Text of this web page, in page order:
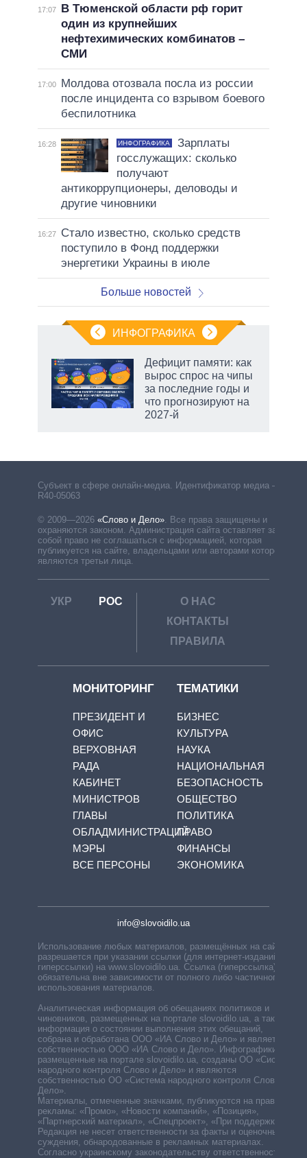
17:07
В Тюменской области рф горит
один из крупнейших
нефтехимических комбинатов –
СМИ
17:00
Молдова отозвала посла из россии
после инцидента со взрывом боевого
беспилотника
16:28 ИНФОГРАФИКА
Зарплаты
госслужащих: сколько
получают
антикоррупционеры, деловоды и
другие чиновники
16:27
Стало известно, сколько средств
поступило в Фонд поддержки
энергетики Украины в июле
Больше новостей
ИНФОГРАФИКА
Дефицит памяти: как
вырос спрос на чипы
за последние годы и
что прогнозируют на
2027-й
Субъект в сфере онлайн-медиа. Идентификатор медиа –
R40-05063
© 2009—2026 «Слово и Дело» Все права защищены и
охраняются законом. Администрация сайта оставляет за
собой право не соглашаться с информацией, которая
публикуется на сайте, владельцами или авторами которой
являются третьи лица.
УКР РОС
О НАС
КОНТАКТЫ
ПРАВИЛА
МОНИТОРИНГ
ПРЕЗИДЕНТ И
ОФИС
ВЕРХОВНАЯ
РАДА
КАБИНЕТ
МИНИСТРОВ
ГЛАВЫ
ОБЛАДМИНИСТРАЦИЙ
МЭРЫ
ВСЕ ПЕРСОНЫ
ТЕМАТИКИ
БИЗНЕС
КУЛЬТУРА
НАУКА
НАЦИОНАЛЬНАЯ
БЕЗОПАСНОСТЬ
ОБЩЕСТВО
ПОЛИТИКА
ПРАВО
ФИНАНСЫ
ЭКОНОМИКА
info@slovoidilo.ua
Использование любых материалов, размещённых на сайте,
разрешается при указании ссылки (для интернет-изданий —
гиперссылки) на www.slovoidilo.ua. Ссылка (гиперссылка)
обязательна вне зависимости от полного либо частичного
использования материалов.
Аналитическая информация об обещаниях политиков и
чиновников, размещенных на портале slovoidilo.ua, а также
информация о состоянии выполнения этих обещаний,
собрана и обработана ООО «ИА Слово и Дело» и является
собственностью ООО «ИА Слово и Дело». Инфографики,
размещенные на портале slovoidilo.ua, созданы ОО «Система
народного контроля Слово и Дело» и являются
собственностью ОО «Система народного контроля Слово и
Дело».
Материалы, отмеченные значками, публикуются на правах
рекламы: «Промо», «Новости компаний», «Позиция»,
«Партнерский материал», «Спецпроект», «При поддержке».
Редакция не несет ответственности за факты и оценочные
суждения, обнародованные в рекламных материалах.
Согласно украинскому законодательству ответственность за